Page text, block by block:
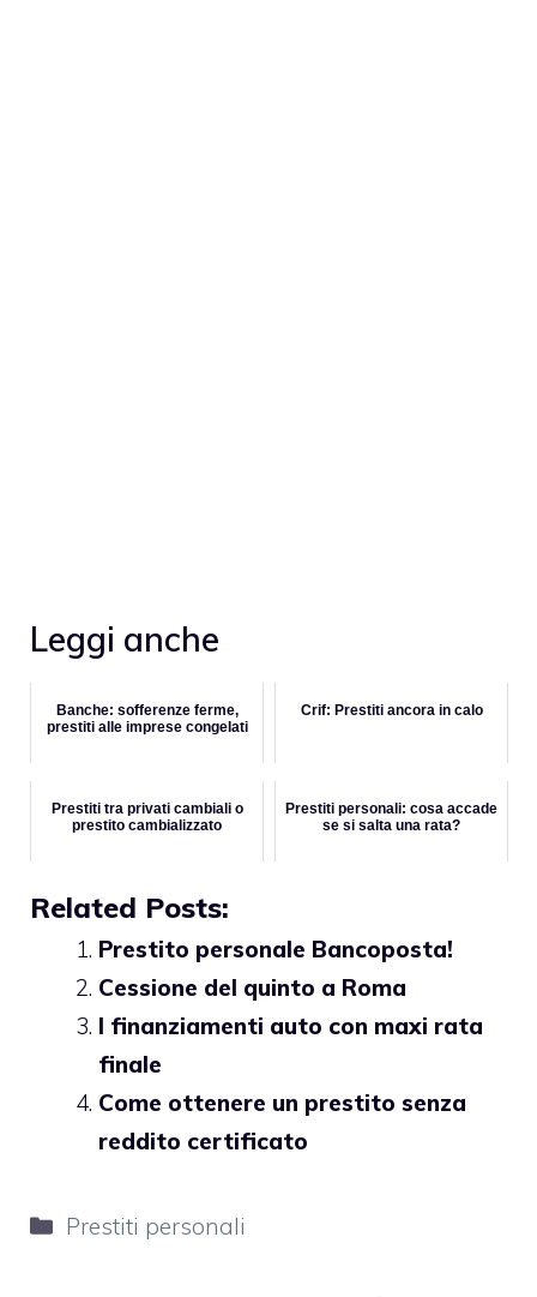
Leggi anche
Banche: sofferenze ferme,
prestiti alle imprese congelati
Crif: Prestiti ancora in calo
Prestiti tra privati cambiali o
prestito cambializzato
Prestiti personali: cosa accade
se si salta una rata?
Related Posts:
Prestito personale Bancoposta!
Cessione del quinto a Roma
I finanziamenti auto con maxi rata
finale
Come ottenere un prestito senza
reddito certificato
Categorie
Prestiti personali